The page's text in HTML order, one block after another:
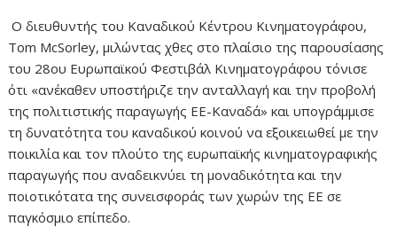
O διευθυντής του Καναδικού Κέντρου Κινηματογράφου,
Tom McSorley, μιλώντας χθες στο πλαίσιο της παρουσίασης
του 28ου Ευρωπαϊκού Φεστιβάλ Κινηματογράφου τόνισε
ότι «ανέκαθεν υποστήριζε την ανταλλαγή και την προβολή
της πολιτιστικής παραγωγής ΕΕ-Καναδά» και υπογράμμισε
τη δυνατότητα του καναδικού κοινού να εξοικειωθεί με την
ποικιλία και τον πλούτο της ευρωπαϊκής κινηματογραφικής
παραγωγής που αναδεικνύει τη μοναδικότητα και την
ποιοτικότατα της συνεισφοράς των χωρών της ΕΕ σε
παγκόσμιο επίπεδο.